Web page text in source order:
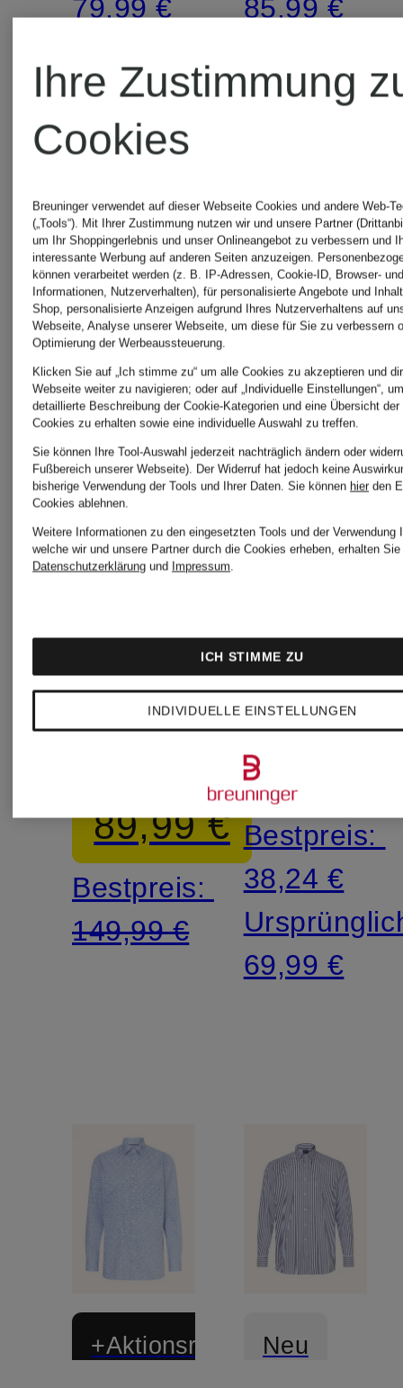
79,99 €
85,99 €
+Aktionsrabatt
Zertifiziert
OLYMP
Hemd
tailored
89,99 €
Bestpreis:
149,99 €
Bügelleicht
OLYMP
Hemd
Luxor
comfort
fit
Bestpreis:
38,24 €
69,99 €
+Aktionsrabatt Neu
Ihre Zustimmung
Cookies
Breuninger verwendet auf dieser Webseite Cookies und andere Web-
(„Tools“). Mit Ihrer Zustimmung nutzen wir und unsere Partner
um Ihr Shoppingerlebnis und unser Onlineangebot zu verbessern und
interessante Werbung auf anderen Seiten anzuzeigen.
können verarbeitet werden (z. B. IP-Adressen, Cookie-ID, Browser-
Informationen, Nutzerverhalten), für personalisierte Angebote und
Shop, personalisierte Anzeigen aufgrund Ihres Nutzerverhaltens auf
Webseite, Analyse unserer Webseite, um diese für Sie zu verbessern
Optimierung der Werbeaussteuerung.
Klicken Sie auf „Ich stimme zu“ um alle Cookies zu akzeptieren und
Webseite weiter zu navigieren; oder auf „Individuelle Einstellungen“,
detaillierte Beschreibung der Cookie-Kategorien und eine Übersicht
Cookies zu erhalten sowie eine individuelle Auswahl zu treffen.
Sie können Ihre Tool-Auswahl jederzeit nachträglich ändern oder
Fußbereich unserer Webseite). Der Widerruf hat jedoch keine
bisherige Verwendung der Tools und Ihrer Daten. Sie können hier den
Cookies ablehnen.
Weitere Informationen zu den eingesetzten Tools und der Verwendung
welche wir und unsere Partner durch die Cookies erheben, erhalten
Datenschutzerklärung und Impressum.
INDIVIDUELLE EINSTELLUNGEN
ICH STIMME ZU